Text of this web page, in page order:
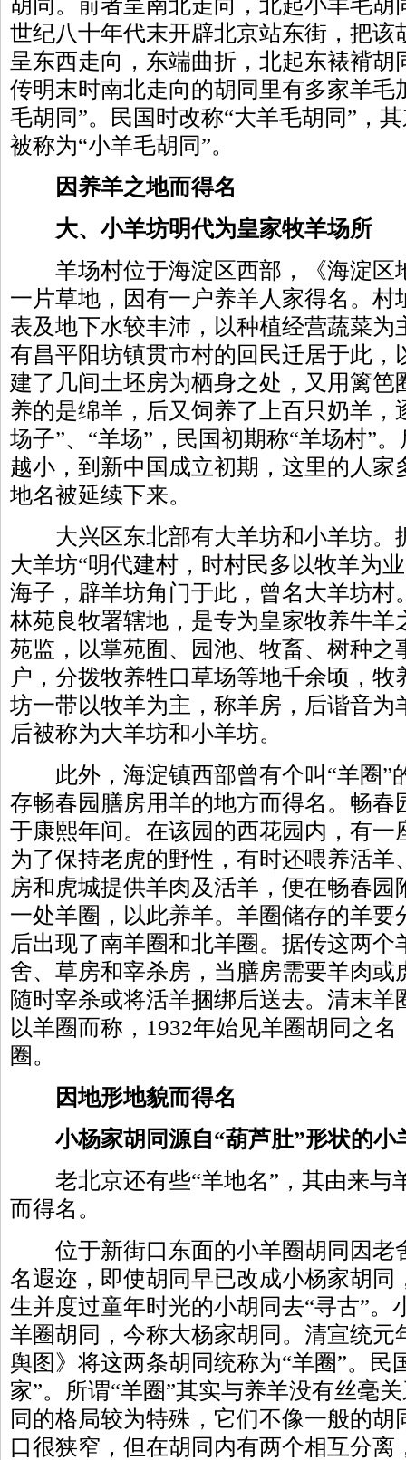
胡同。前者呈南北走向，北起小羊毛
世纪八十年代末开辟北京站东街，把该
呈东西走向，东端曲折，北起东裱褙
传明末时南北走向的胡同里有多家羊毛
毛胡同”。民国时改称“大羊毛胡同”，
被称为“小羊毛胡同”。
因养羊之地而得名
大、小羊坊明代为皇家牧羊场所
羊场村位于海淀区西部，《海淀区
一片草地，因有一户养羊人家得名。村
表及地下水较丰沛，以种植经营蔬菜为
有昌平阳坊镇贯市村的回民迁居于此，
建了几间土坯房为栖身之处，又用篱笆
养的是绵羊，后又饲养了上百只奶羊，
场子”、“羊场”，民国初期称“羊场村”
越小，到新中国成立初期，这里的人家
地名被延续下来。
大兴区东北部有大羊坊和小羊坊。
大羊坊“明代建村，时村民多以牧羊为
海子，辟羊坊角门于此，曾名大羊坊村
林苑良牧署辖地，是专为皇家牧养牛羊
苑监，以掌苑囿、园池、牧畜、树种之
户，分拨牧养牲口草场等地千余顷，
坊一带以牧羊为主，称羊房，后谐音为
后被称为大羊坊和小羊坊。
此外，海淀镇西部曾有个叫“羊圈”
存畅春园膳房用羊的地方而得名。畅春
于康熙年间。在该园的西花园内，有一
为了保持老虎的野性，有时还喂养活
房和虎城提供羊肉及活羊，便在畅春
一处羊圈，以此养羊。羊圈储存的羊要
后出现了南羊圈和北羊圈。据传这两个
舍、草房和宰杀房，当膳房需要羊肉或
随时宰杀或将活羊捆绑后送去。清末
以羊圈而称，1932年始见羊圈胡同之
圈。
因地形地貌而得名
小杨家胡同源自“葫芦肚”形状的小
老北京还有些“羊地名”，其由来与
而得名。
位于新街口东面的小羊圈胡同因老
名遐迩，即使胡同早已改成小杨家胡同
生并度过童年时光的小胡同去“寻古”。
羊圈胡同，今称大杨家胡同。清宣统元
舆图》将这两条胡同统称为“羊圈”。民
家”。所谓“羊圈”其实与养羊没有丝毫
同的格局较为特殊，它们不像一般的
口很狭窄，但在胡同内有两个相互分